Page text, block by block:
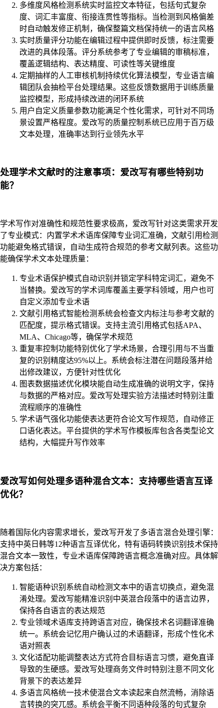
多维度风格检测系统实时监控文本特征，包括句式复杂
度、词汇丰富度、衔接连贯性等指标。当检测到风格偏差
时自动触发修正机制，确保整篇文档保持统一的语言风格
实时质量评分功能在编辑过程中提供即时反馈，标注需要
改进的具体段落。评分系统参考了专业编辑的审稿标准，
覆盖逻辑结构、表达精度、可读性等关键维度
定期抽样的人工审核机制持续优化算法模型，专业语言编
辑团队会抽检平台处理结果。这些反馈数据用于训练质量
监控模型，形成持续改进的闭环系统
用户自定义质量参数功能满足个性化需求，可针对不同场
景设置严格程度。爱改写的质量控制系统已应用于百万级
文本处理，准确率达到行业领先水平
处理学术文献时的注意事项：爱改写有哪些特别功
能？
学术写作对准确性和规范性要求极高，爱改写针对这类需求开发
了专业模式：内置学术术语库保障专业词汇准确，文献引用检测
功能避免格式错误，自动生成符合规范的参考文献列表。这些功
能确保学术文本处理质量：
专业术语保护模式自动识别并锁定学科特定词汇，避免不
当替换。爱改写的学术词库覆盖主要学科领域，用户也可
自定义添加专业术语
文献引用格式智能检测系统会检查文内标注与参考文献的
匹配度，提示格式错误。支持主流引用格式包括APA、
MLA、Chicago等，确保学术规范
重复率控制功能特别优化了学术场景，合理引用与不当重
复的识别精度达95%以上。系统会标注潜在问题段落并给
出修改建议，方便针对性优化
图表数据描述优化模块能自动生成准确的说明文字，保持
与数据的严格对应。爱改写处理实验方法描述时特别注重
流程顺序的准确性
学术语气强化功能使表达更符合论文写作规范，自动修正
口语化表达。平台提供的学术写作模板库包含各类型论文
结构，大幅提升写作效率
爱改写如何处理多语种混合文本：支持哪些语言互译
优化？
随着国际化内容需求增长，爱改写开发了多语言混合处理引擎：
支持中英日韩等12种语言互译优化，特有语码转换识别技术保持
混合文本一致性，专业术语库保障跨语言概念准确对应。具体解
决方案包括：
智能语种识别系统自动检测文本中的语言切换点，避免混
淆处理。爱改写能精准识别中英混合段落中的语言边界，
保持各自语言的表达规范
专业领域术语库支持跨语言对应，确保技术名词翻译准确
统一。系统会记忆用户确认过的术语翻译，形成个性化术
语对照表
文化适配功能调整表达方式符合目标语言习惯，避免直译
导致的生硬感。爱改写处理商务文件时特别注意不同文化
背景下的表达差异
多语言风格统一技术使混合文本读起来自然流畅，消除语
言转换的突兀感。系统会平衡不同语种段落的句式复杂